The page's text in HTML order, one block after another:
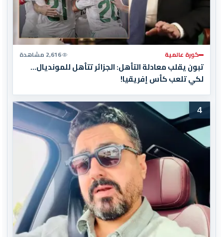
كورة عالمية 2,616 مشاهدة
تبون يقلب معادلة التأهل: الجزائر تتأهل للمونديال…
لكي تلعب كأس إفريقيا!
4